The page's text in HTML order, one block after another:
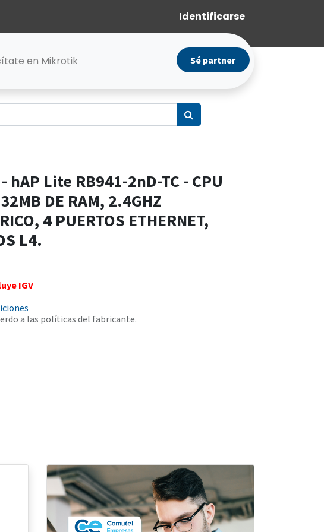
Identificarse
en Mikrotik Sé partner
hAP Lite RB941-2nD-TC - CPU
DE RAM, 2.4GHZ
4 PUERTOS ETHERNET,
L4.
IGV
a las políticas del fabricante.